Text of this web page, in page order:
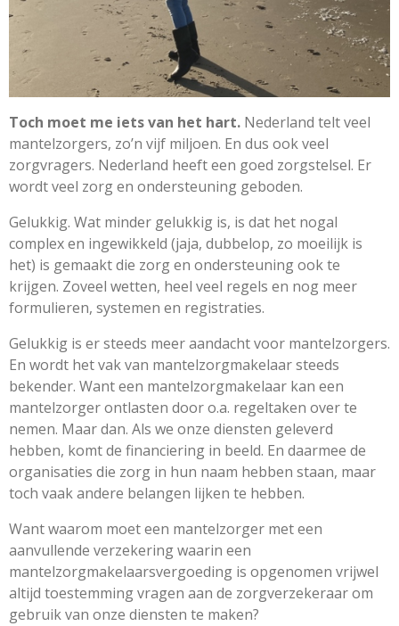
Toch moet me iets van het hart. Nederland telt veel
mantelzorgers, zo’n vijf miljoen. En dus ook veel
zorgvragers. Nederland heeft een goed zorgstelsel. Er
wordt veel zorg en ondersteuning geboden.
Gelukkig. Wat minder gelukkig is, is dat het nogal
complex en ingewikkeld (jaja, dubbelop, zo moeilijk is
het) is gemaakt die zorg en ondersteuning ook te
krijgen. Zoveel wetten, heel veel regels en nog meer
formulieren, systemen en registraties.
Gelukkig is er steeds meer aandacht voor mantelzorgers.
En wordt het vak van mantelzorgmakelaar steeds
bekender. Want een mantelzorgmakelaar kan een
mantelzorger ontlasten door o.a. regeltaken over te
nemen. Maar dan. Als we onze diensten geleverd
hebben, komt de financiering in beeld. En daarmee de
organisaties die zorg in hun naam hebben staan, maar
toch vaak andere belangen lijken te hebben.
Want waarom moet een mantelzorger met een
aanvullende verzekering waarin een
mantelzorgmakelaarsvergoeding is opgenomen vrijwel
altijd toestemming vragen aan de zorgverzekeraar om
gebruik van onze diensten te maken?